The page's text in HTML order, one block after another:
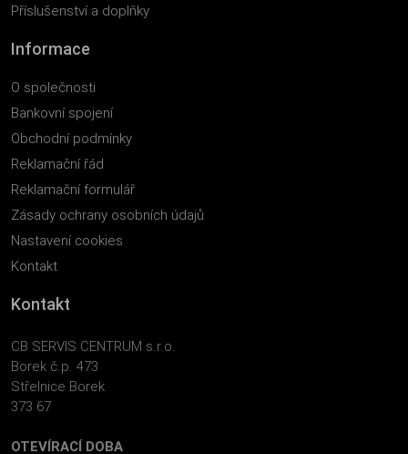
Příslušenství a doplňky
Informace
O společnosti
Bankovní spojení
Obchodní podmínky
Reklamační řád
Reklamační formulář
Zásady ochrany osobních údajů
Nastavení cookies
Kontakt
Kontakt
CB SERVIS CENTRUM s.r.o.
Borek č.p. 473
Střelnice Borek
373 67
OTEVÍRACÍ DOBA